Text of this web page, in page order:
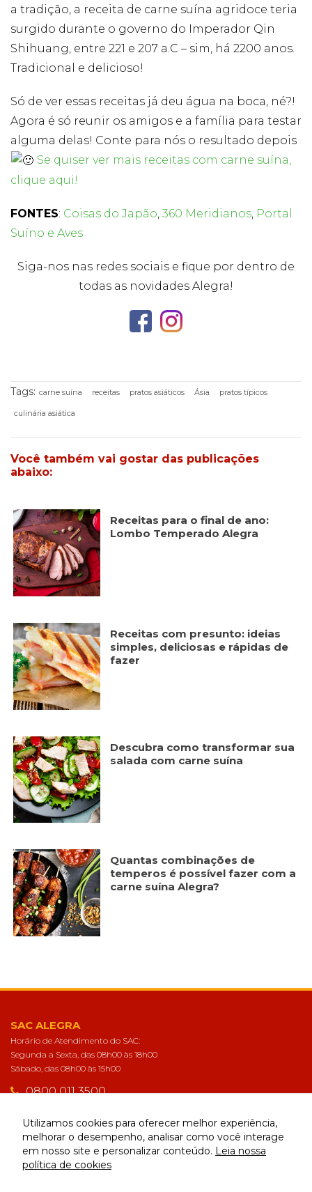
a tradição, a receita de carne suína agridoce teria
surgido durante o governo do Imperador Qin
Shihuang, entre 221 e 207 a.C – sim, há 2200 anos.
Tradicional e delicioso!
Só de ver essas receitas já deu água na boca, né?!
Agora é só reunir os amigos e a família para testar
alguma delas! Conte para nós o resultado depois
Se quiser ver mais receitas com carne suína,
clique aqui!
FONTES: Coisas do Japão, 360 Meridianos, Portal
Suíno e Aves
Siga-nos nas redes sociais e fique por dentro de
todas as novidades Alegra!
Tags: carne suína receitas pratos asiáticos Ásia pratos típicos
culinária asiática
Você também vai gostar das publicações
abaixo:
Receitas para o final de ano:
Lombo Temperado Alegra
Receitas com presunto: ideias
simples, deliciosas e rápidas de
fazer
Descubra como transformar sua
salada com carne suína
Quantas combinações de
temperos é possível fazer com a
carne suína Alegra?
SAC ALEGRA
Horário de Atendimento do SAC:
Segunda a Sexta, das 08h00 às 18h00
Sábado, das 08h00 às 15h00
0800 011 3500
sac@alegra.com.br
CONECTE-SE
Utilizamos cookies para oferecer melhor experiência,
melhorar o desempenho, analisar como você interage
em nosso site e personalizar conteúdo. Leia nossa
política de cookies